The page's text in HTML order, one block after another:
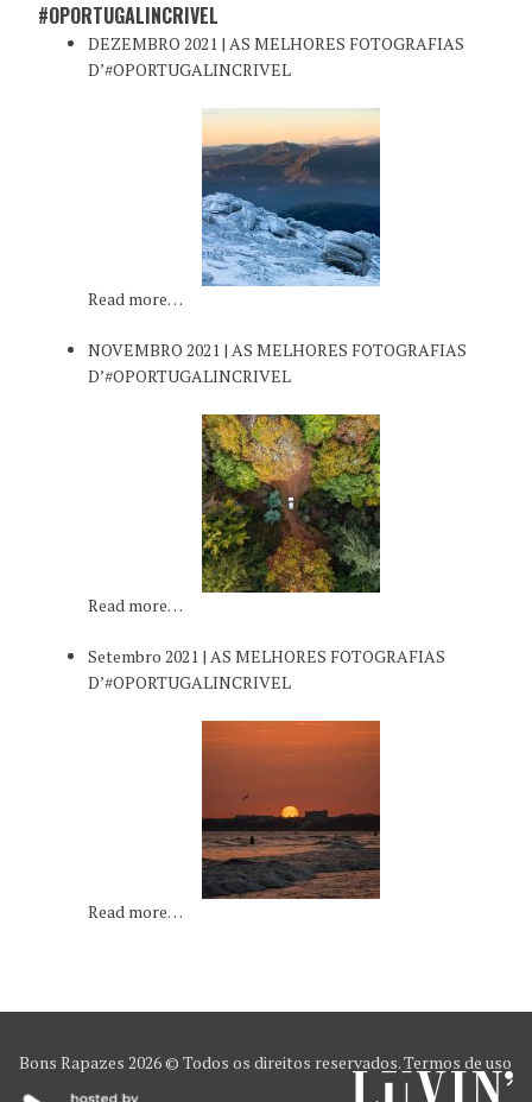
#OPORTUGALINCRIVEL
DEZEMBRO 2021 | AS MELHORES FOTOGRAFIAS
D’#OPORTUGALINCRIVEL
Read more…
NOVEMBRO 2021 | AS MELHORES FOTOGRAFIAS
D’#OPORTUGALINCRIVEL
Read more…
Setembro 2021 | AS MELHORES FOTOGRAFIAS
D’#OPORTUGALINCRIVEL
Read more…
Bons Rapazes 2026 © Todos os direitos reservados.Termos de uso